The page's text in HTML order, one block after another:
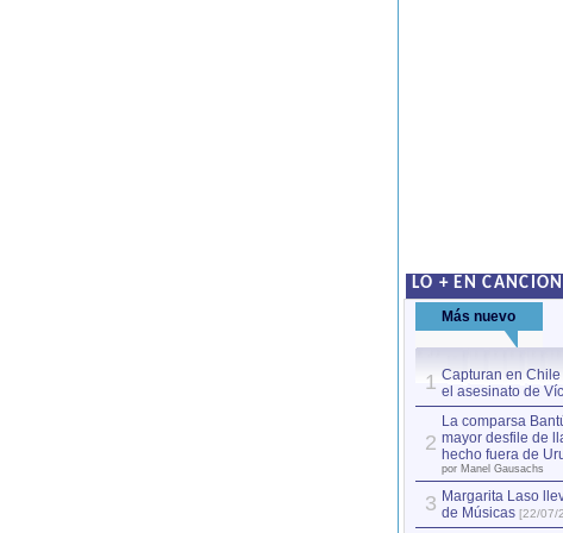
LO + EN
Más nuevo
1 Capturan en
el asesinato de
2
La comparsa
mayor desfile de
hecho fuera de
por Manel Gausachs
3 Margarita Laso
de Músicas [22/07/